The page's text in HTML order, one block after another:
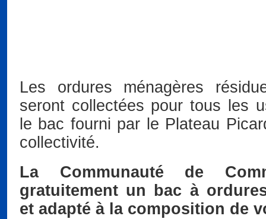
Les ordures ménagères
seront collectées pour tous les
le bac fourni par le Plateau
collectivité.
La Communauté de
gratuitement un bac à
et adapté à la composition de